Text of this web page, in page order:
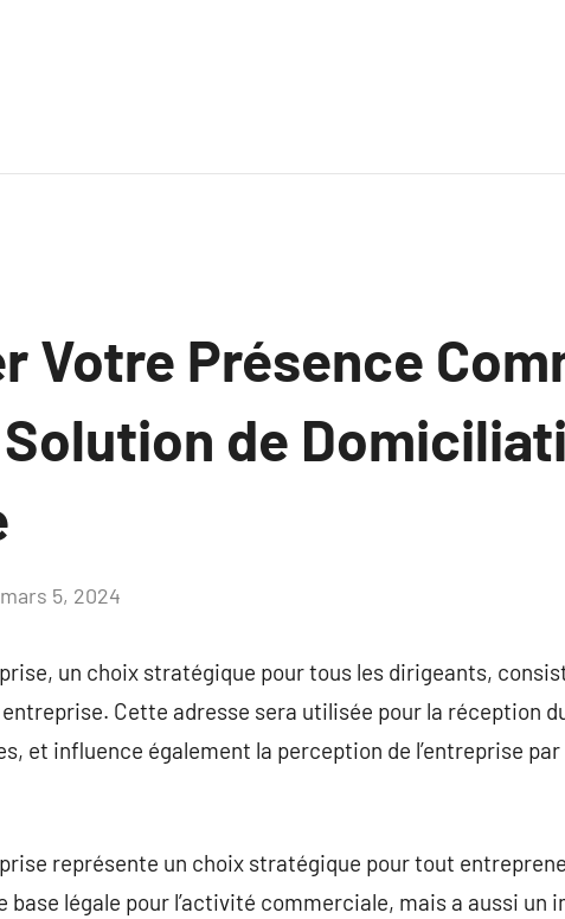
Votre Présence
de
mars 5, 2024
un choix stratégique pour tous les dirigeants,
Cette adresse sera utilisée pour la réception
et influence également la perception de l’entreprise
représente un choix stratégique pour tout
légale pour l’activité commerciale, mais a aussi un